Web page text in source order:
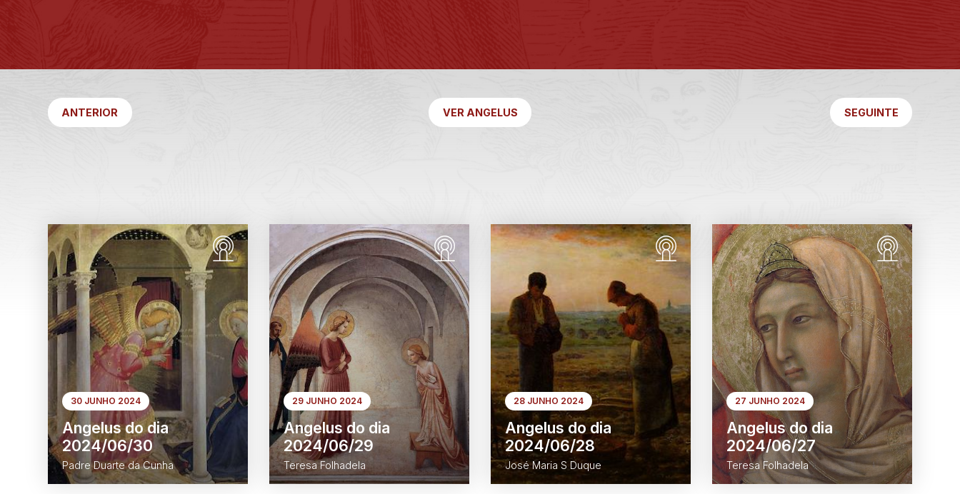
ANTERIOR VER ANGELUS SEGUINTE
30 JUNHO 2024
Angelus do dia
2024/06/30
Padre Duarte da Cunha
29 JUNHO 2024
Angelus do dia
2024/06/29
Teresa Folhadela
28 JUNHO 2024
Angelus do dia
2024/06/28
José Maria S Duque
27 JUNHO 2024
Angelus do dia
2024/06/27
Teresa Folhadela